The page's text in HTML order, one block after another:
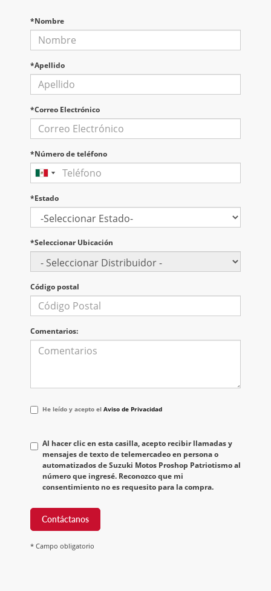
*Nombre
*Apellido
*Correo Electrónico
*Número de teléfono
*Estado
*Seleccionar Ubicación
Código postal
Comentarios:
He
acepto
href='/privacy.aspx'
target='_blank'>Aviso
He leído y acepto el Aviso de Privacidad
Al hacer clic en esta casilla, acepto recibir llamadas y
mensajes de texto de telemercadeo en persona o
automatizados de Suzuki Motos Proshop Patriotismo al
número que ingresé. Reconozco que mi
consentimiento no es requesito para la compra.
Contáctanos
* Campo obligatorio